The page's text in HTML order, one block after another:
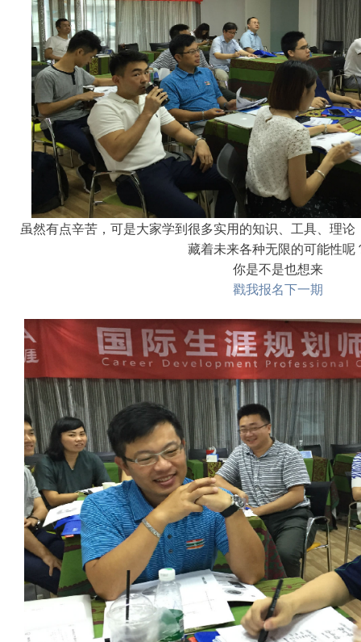
虽然有点辛苦，可是大家学到很多实用的知识、工具、理
藏着未来各种无限的可能性呢
你是不是也想来
戳我报名下一期